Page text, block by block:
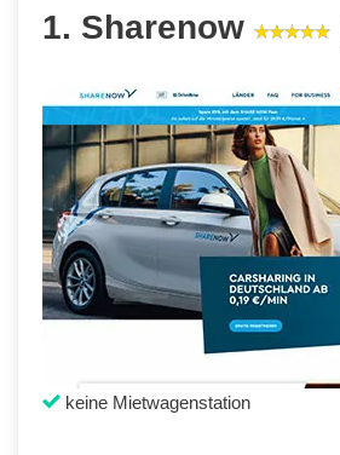
1. Sharenow
keine Mietwagenstation